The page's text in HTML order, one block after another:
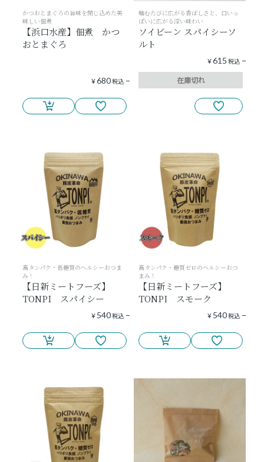
かつおとまぐろの旨味を閉じ込めた美
味しい佃煮
【浜口水産】佃煮 かつ
おとまぐろ
¥680税込
噛むたびに広がる香ばしさと、口いっ
ぱいに広がる深い味わい
ソイビーン スパイシーソ
ルト
¥615 税込
在庫切れ
高タンパク・低糖質のヘルシーおつま
み！
【日新ミートフーズ】
TONPI スパイシー
¥ 540税込
高タンパク・糖質ゼロのヘルシーおつ
まみ！
【日新ミートフーズ】
TONPI スモーク
¥ 540税込